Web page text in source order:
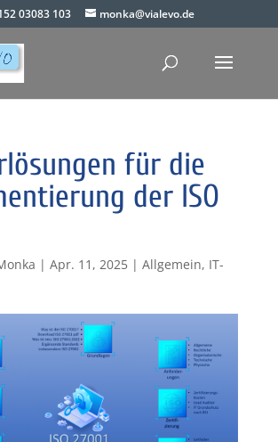
03083 103 monka@vialevo.de
für die
der ISO
| Apr. 11, 2025| Allgemein, IT-